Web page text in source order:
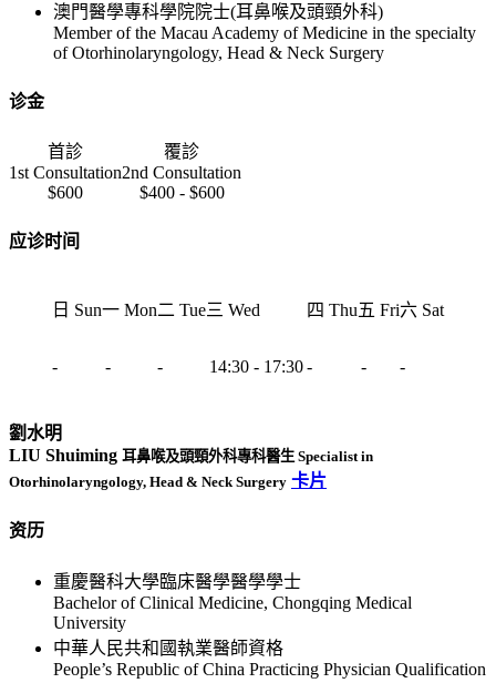
澳門醫學專科學院院士(耳鼻喉及頭頸外科)
Member of the Macau Academy of Medicine in the specialty
of Otorhinolaryngology, Head & Neck Surgery
诊金
首診
1st Consultation
覆診
2nd Consultation
$600
$400 - $600
应诊时间
日 Sun一 Mon二 Tue三 Wed 四 Thu五 Fri六 Sat
- - - 14:30 - 17:30- - -
劉水明
LIU Shuiming 耳鼻喉及頭頸外科專科醫生 Specialist in
Otorhinolaryngology, Head & Neck Surgery 卡片
资历
重慶醫科大學臨床醫學醫學學士
Bachelor of Clinical Medicine, Chongqing Medical
University
中華人民共和國執業醫師資格
People’s Republic of China Practicing Physician Qualification